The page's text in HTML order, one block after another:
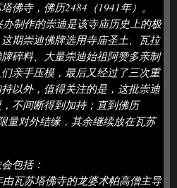
佛寺，佛历2484（1941年）。
制作的崇迪是该寺庙历史上的极
期崇迪佛牌选用寺庙圣土、瓦拉
碎料、大量崇迪始祖阿赞多亲制
亲手压模，最后又经过了三次重
以外，值得关注的是，这批崇迪
不间断得到加持；直到佛历
量对外结缘，其余继续放在瓦苏
包括：
瓦苏塔佛寺的龙婆术帕高僧主导